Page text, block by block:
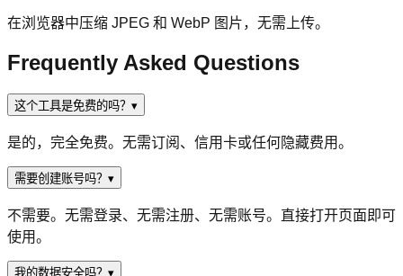
在浏览器中压缩 JPEG 和 WebP 图片，无需上传。
Frequently Asked Questions
这个工具是免费的吗？ ▾
是的，完全免费。无需订阅、信用卡或任何隐藏费用。
需要创建账号吗？ ▾
不需要。无需登录、无需注册、无需账号。直接打开页面即可
使用。
我的数据安全吗？ ▾